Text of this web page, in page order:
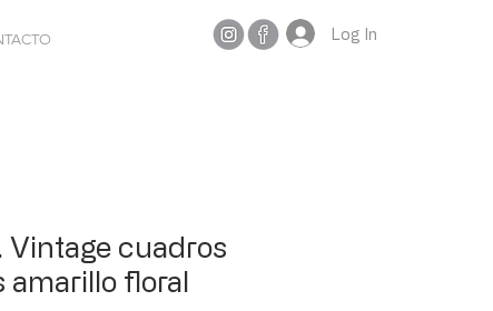
Log In
Vintage cuadros
amarillo floral